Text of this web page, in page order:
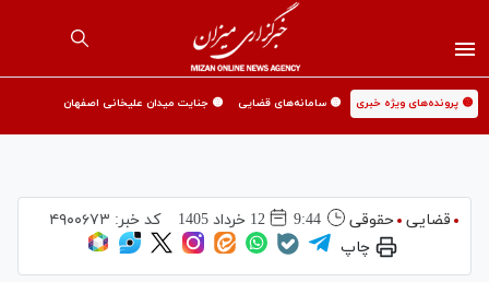
🟡 پرونده‌های ویژه خبری 🟡 سامانه‌های قضایی 🟡 جنایت میدان علیخانی اصفهان
قضایی حقوقی 9:44 12 خرداد 1405 کد خبر: ۴۹۰۰۶۷۳
چاپ